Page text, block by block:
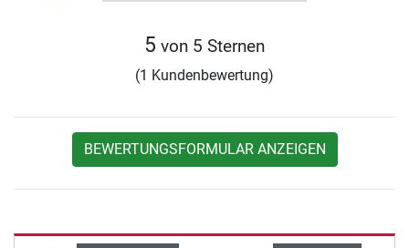
5 von 5 Sternen
(1 Kundenbewertung)
BEWERTUNGSFORMULAR ANZEIGEN